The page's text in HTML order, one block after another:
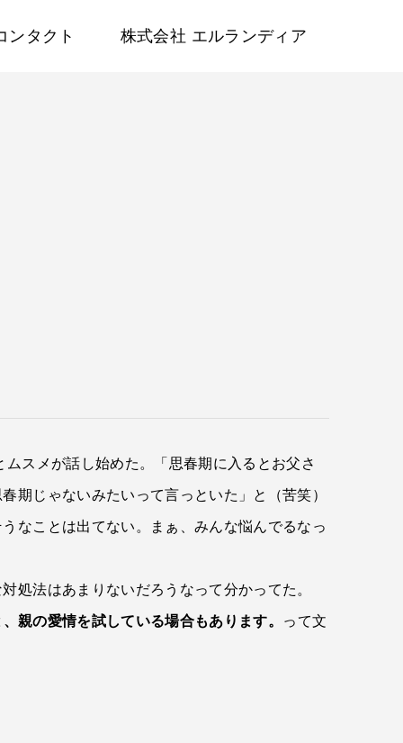
ンタクト 株式会社 エルランディア
スメが話し始めた。「思春期に入るとお父さ
期じゃないみたいって言っといた」と（苦笑）
なことは出てない。まぁ、みんな悩んでるなっ
処法はあまりないだろうなって分かってた。
親の愛情を試している場合もあります。 って文